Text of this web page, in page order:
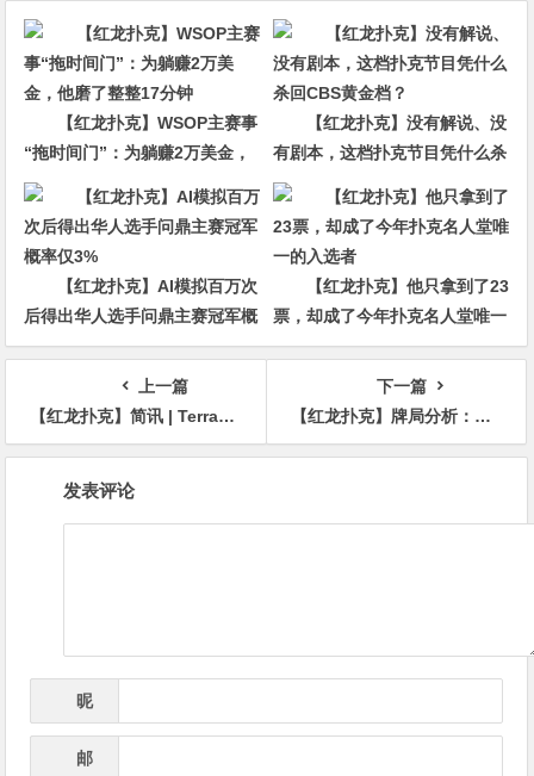
【红龙扑克】WSOP主赛事
“拖时间门”：为躺赚2万美金，
他磨了整整17分钟
【红龙扑克】没有解说、没
有剧本，这档扑克节目凭什么杀
回CBS黄金档？
【红龙扑克】AI模拟百万次
后得出华人选手问鼎主赛冠军概
率仅3%
【红龙扑克】他只拿到了23
票，却成了今年扑克名人堂唯一
的入选者
上一篇
【红龙扑克】简讯 | Terrance Reid将挑战Doug Polk
下一篇
【红龙扑克】牌局分析：河牌猜猜乐，能不能call？
发表评论
昵
邮